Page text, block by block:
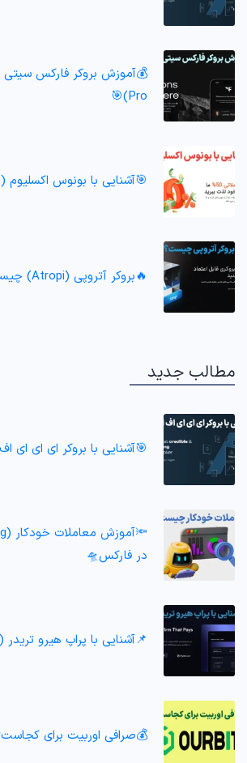
Pro)🎯
🎯آشنایی با بونوس اکسلیوم (Exelium Bonus)🌟
🔥بروکر آتروپی (Atropi) چیست؟⭐️
مطالب جدید
🎯آشنایی با بروکر ای ای ای
در فارکس🛸
📌آشنایی با پراپ هیرو تریدر (HyroTrader)⭐️
💰صرافی اوربیت برای